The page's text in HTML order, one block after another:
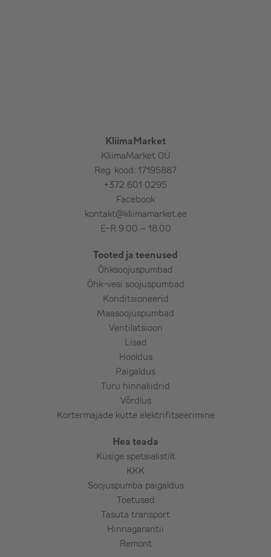
KliimaMarket
KliimaMarket OÜ
Reg. kood: 17195887
+372 601 0295
Facebook
kontakt@kliimamarket.ee
E-R 9:00 – 18:00
Tooted ja teenused
Õhksoojuspumbad
Õhk-vesi soojuspumbad
Konditsioneerid
Maasoojuspumbad
Ventilatsioon
Lisad
Hooldus
Paigaldus
Turu hinnaliidrid
Võrdlus
Kortermajade kütte elektrifitseerimine
Hea teada
Küsige spetsialistilt
KKK
Soojuspumba paigaldus
Toetused
Tasuta transport
Hinnagarantii
Remont